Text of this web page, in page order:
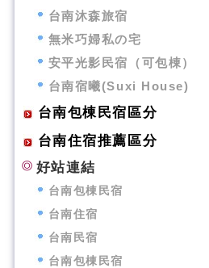
台南沐森旅宿
無米巧婦私の宅
安平光影民宿（可包棟）
台南宿曦(Suxi House)
台南包棟民宿區分
台南住宿推薦區分
好站連結
台南包棟民宿
台南住宿
台南民宿
台南包棟民宿